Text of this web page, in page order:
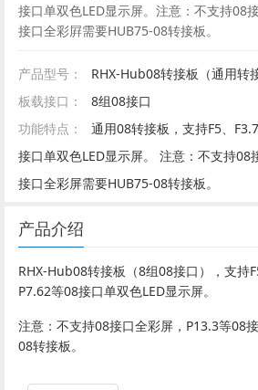
接口单双色LED显示屏。注意：不支持08
接口全彩屛需要HUB75-08转接板。
产品型号：
RHX-Hub08转接板（通用转
板载接口：
8组08接口
功能特点：
通用08转接板，支持F5、
接口单双色LED显示屏。 注意：不支持08
接口全彩屏需要HUB75-08转接板。
产品介绍
RHX-Hub08转接板（8组08接口），支持
P7.62等08接口单双色LED显示屏。
注意：不支持08接口全彩屏，P13.3等08
08转接板。